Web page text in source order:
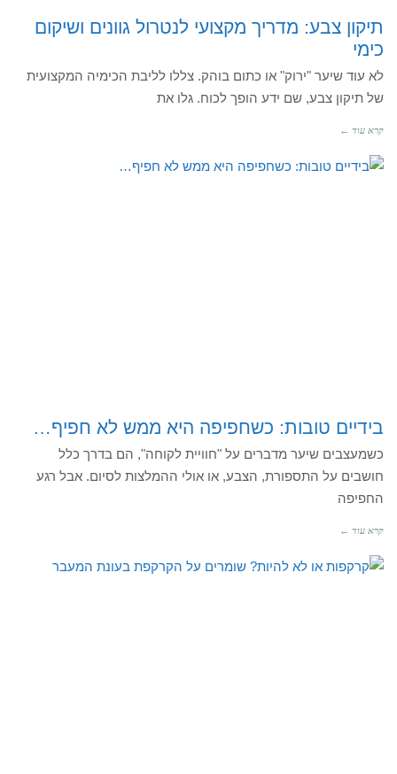
תיקון צבע: מדריך מקצועי לנטרול גוונים ושיקום
כימי
לא עוד שיער "ירוק" או כתום בוהק. צללו לליבת הכימיה המקצועית
של תיקון צבע, שם ידע הופך לכוח. גלו את
קרא עוד ←
בידיים טובות: כשחפיפה היא ממש לא חפיף…
כשמעצבים שיער מדברים על "חוויית לקוחה", הם בדרך כלל
חושבים על התספורת, הצבע, או אולי ההמלצות לסיום. אבל רגע
החפיפה
קרא עוד ←